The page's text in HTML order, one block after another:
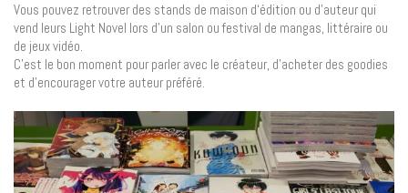
Vous pouvez retrouver des stands de maison d‘édition ou d’auteur qui
vend leurs Light Novel lors d’un salon ou festival de mangas, littéraire ou
de jeux vidéo.
C’est le bon moment pour parler avec le créateur, d’acheter des goodies
et d’encourager votre auteur préféré.